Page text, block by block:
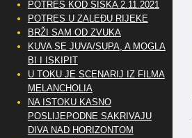
POTRES KOD SISKA 2.11.2021
POTRES U ZALEĐU RIJEKE
BRŽI SAM OD ZVUKA
KUVA SE JUVA/SUPA, A MOGLA
BI I ISKIPIT
U TOKU JE SCENARIJ IZ FILMA
MELANCHOLIA
NA ISTOKU KASNO
POSLIJEPODNE SAKRIVAJU
DIVA NAD HORIZONTOM